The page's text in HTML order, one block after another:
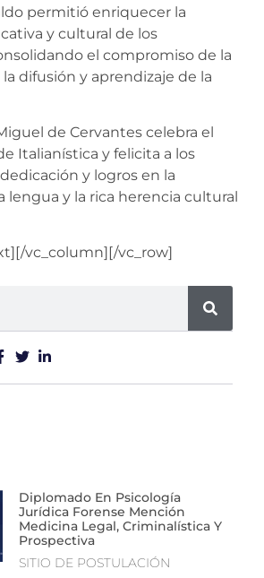
permitió enriquecer la
y cultural de los
el compromiso de la
difusión y aprendizaje de la
de Cervantes celebra el
Italianística y felicita a los
y logros en la
lengua y la rica herencia cultural
vc_column][/vc_row]
Diplomado En Psicología
Jurídica Forense Mención
Medicina Legal, Criminalística Y
Prospectiva
SITIO DE POSTULACIÓN